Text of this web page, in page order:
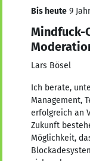
Bis heute 9
Mindfuck-
Lars Bösel
Ich berate,
Management,
erfolgreich an
Zukunft
Möglichkeit,